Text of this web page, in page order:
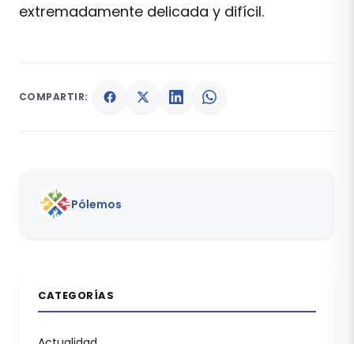
extremadamente delicada y difícil.
COMPARTIR:
Pólemos
CATEGORÍAS